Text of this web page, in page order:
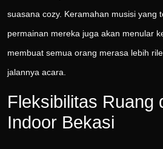
suasana cozy. Keramahan musisi yang
permainan mereka juga akan menular
membuat semua orang merasa lebih
jalannya acara.
Fleksibilitas Ruang
Indoor Bekasi